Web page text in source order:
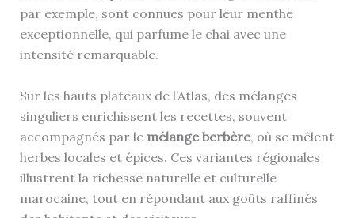
par exemple, sont connues pour leur menthe
exceptionnelle, qui parfume le chai avec une
intensité remarquable.
Sur les hauts plateaux de l’Atlas, des mélanges
singuliers enrichissent les recettes, souvent
accompagnés par le mélange berbère, où se mêlent
herbes locales et épices. Ces variantes régionales
illustrent la richesse naturelle et culturelle
marocaine, tout en répondant aux goûts raffinés